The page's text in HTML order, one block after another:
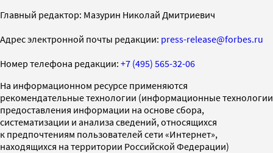
Главный редактор: Мазурин Николай Дмитриевич
Адрес электронной почты редакции: press-release@forbes.ru
Номер телефона редакции: +7 (495) 565-32-06
На информационном ресурсе применяются
рекомендательные технологии (информационные технологии
предоставления информации на основе сбора,
систематизации и анализа сведений, относящихся
к предпочтениям пользователей сети «Интернет»,
находящихся на территории Российской Федерации)